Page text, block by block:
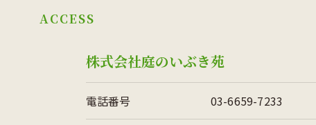
ACCESS
株式会社庭のいぶき苑
電話番号 03-6659-7233